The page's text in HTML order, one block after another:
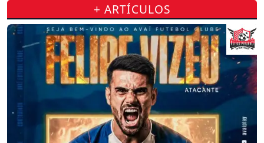
+ ARTÍCULOS